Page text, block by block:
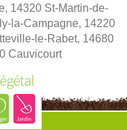
14320 St-Martin-de-
la-Campagne, 14220
le-Rabet, 14680
Cauvicourt